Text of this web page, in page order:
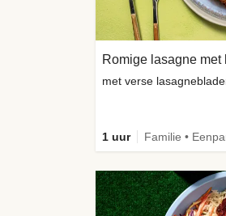
Romige lasagne
met verse
1 uur Familie •